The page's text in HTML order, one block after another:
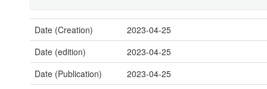
Date (Creation)
2023-04-25
Date (edition)
2023-04-25
Date (Publication)
2023-04-25